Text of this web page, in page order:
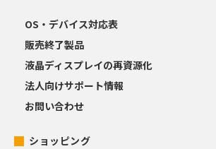
OS・デバイス対応表
販売終了製品
液晶ディスプレイの再資源化
法人向けサポート情報
お問い合わせ
ショッピング